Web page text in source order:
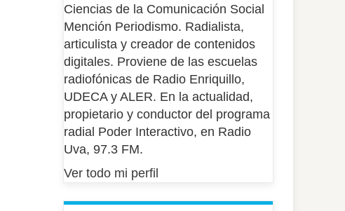
Ciencias de la Comunicación Social
Mención Periodismo. Radialista,
articulista y creador de contenidos
digitales. Proviene de las escuelas
radiofónicas de Radio Enriquillo,
UDECA y ALER. En la actualidad,
propietario y conductor del programa
radial Poder Interactivo, en Radio
Uva, 97.3 FM.
Ver todo mi perfil